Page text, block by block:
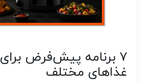
۷ برنامه پیش‌فرض
غذاهای مختلف